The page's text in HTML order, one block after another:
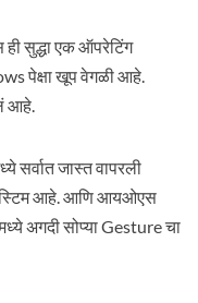
सुद्धा एक ऑपरेटिंग
पेक्षा खूप वेगळी आहे.
आहे.
सर्वात जास्त वापरली
आहे. आणि आयओएस
अगदी सोप्या Gesture चा